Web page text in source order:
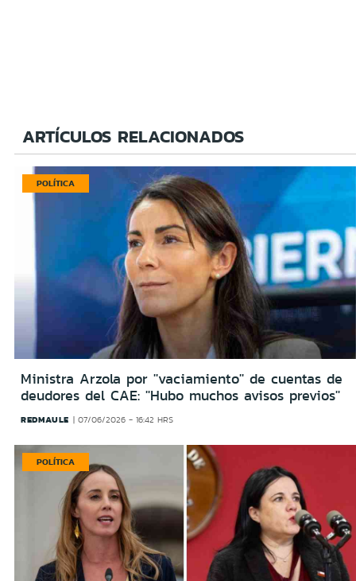
ARTÍCULOS RELACIONADOS
POLÍTICA
Ministra Arzola por ''vaciamiento'' de cuentas de
deudores del CAE: ''Hubo muchos avisos previos''
REDMAULE 07/06/2026 - 16:42 HRS
POLÍTICA